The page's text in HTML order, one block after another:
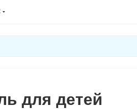
для детей